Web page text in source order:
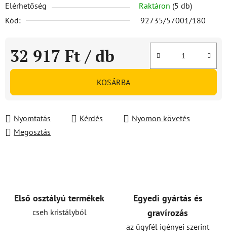
Elérhetőség Raktáron (5 db)
Kód:
92735/57001/180
32 917 Ft / db
Egységár:
KOSÁRBA
Nyomtatás Kérdés
Nyomon követés
Megosztás
Első osztályú termékek
cseh kristályból
Egyedi gyártás és
gravírozás
az ügyfél igényei szerint